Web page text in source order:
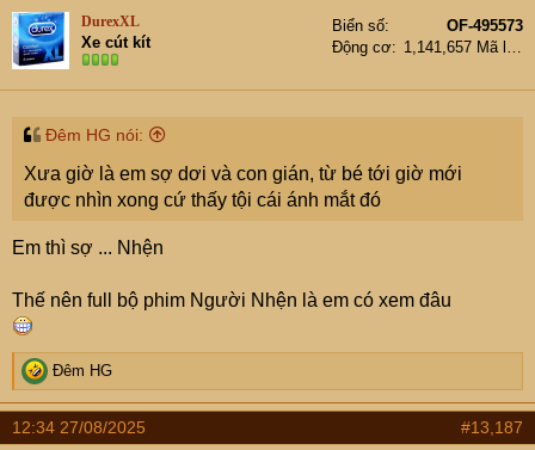
t
i
o
n
s
DurexXL
Xe cút kít
Biển số
OF-495573
Động cơ
1,141,657 Mã lực
Đêm HG nói:
Xưa giờ là em sợ dơi và con gián, từ bé tới giờ mới
được nhìn xong cứ thấy tội cái ánh mắt đó
Em thì sợ ... Nhện
Thế nên full bộ phim Người Nhện là em có xem đâu
R
e
a
c
Đêm HG
12:34 27/08/2025 #13,187